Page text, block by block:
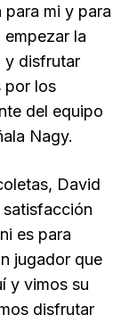
para mi y para
la
y disfrutar
por los
del equipo
Nagy.
David
satisfacción
es para
jugador que
y vimos su
disfrutar